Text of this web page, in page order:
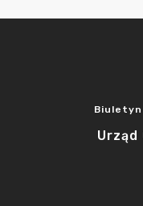
Urząd